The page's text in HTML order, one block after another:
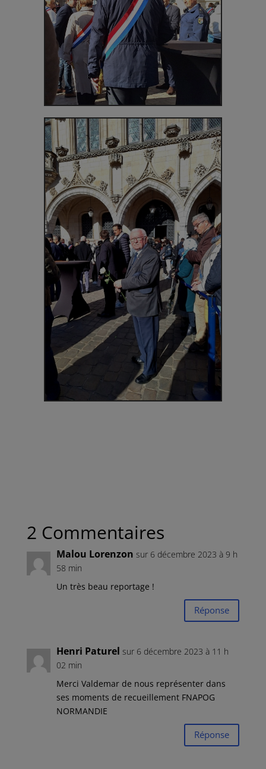
2 Commentaires
Malou Lorenzon sur 6 décembre 2023 à 9 h
58 min
Un très beau reportage !
Réponse
Henri Paturel sur 6 décembre 2023 à 11 h
02 min
Merci Valdemar de nous représenter dans
ses moments de recueillement FNAPOG
NORMANDIE
Réponse